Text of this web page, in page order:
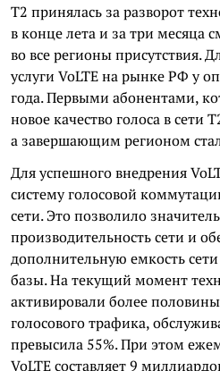
Т2 принялась за разворот
в конце лета и за три месяца
во все регионы присутствия.
услуги VoLTE на рынке РФ у
года. Первыми абонентами,
новое качество голоса в
а завершающим регионом
Для успешного внедрения
систему голосовой
сети. Это позволило
производительность сети и
дополнительную емкость
базы. На текущий момент
активировали более
голосового трафика,
превысила 55%. При этом
VoLTE составляет 9